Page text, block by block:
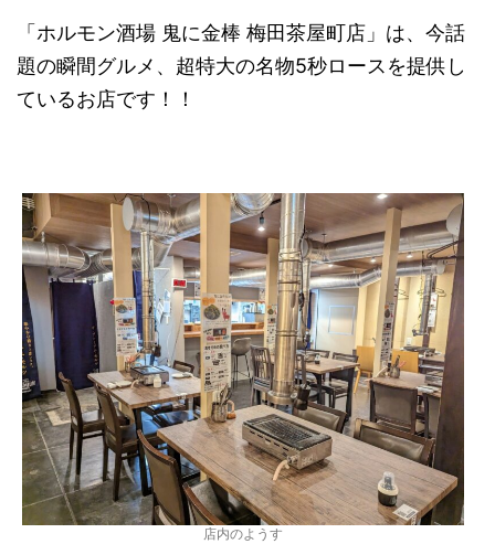
「ホルモン酒場 鬼に金棒 梅田茶屋町店」は、今話
題の瞬間グルメ、超特大の名物5秒ロースを提供し
ているお店です！！
店内のようす